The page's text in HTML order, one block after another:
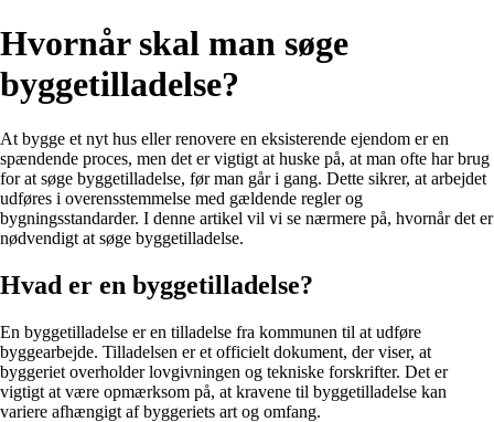
Hvornår skal man søge
byggetilladelse?
At bygge et nyt hus eller renovere en eksisterende ejendom er en
spændende proces, men det er vigtigt at huske på, at man ofte har brug
for at søge byggetilladelse, før man går i gang. Dette sikrer, at arbejdet
udføres i overensstemmelse med gældende regler og
bygningsstandarder. I denne artikel vil vi se nærmere på, hvornår det er
nødvendigt at søge byggetilladelse.
Hvad er en byggetilladelse?
En byggetilladelse er en tilladelse fra kommunen til at udføre
byggearbejde. Tilladelsen er et officielt dokument, der viser, at
byggeriet overholder lovgivningen og tekniske forskrifter. Det er
vigtigt at være opmærksom på, at kravene til byggetilladelse kan
variere afhængigt af byggeriets art og omfang.